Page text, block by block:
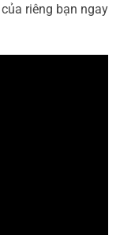
riêng bạn ngay